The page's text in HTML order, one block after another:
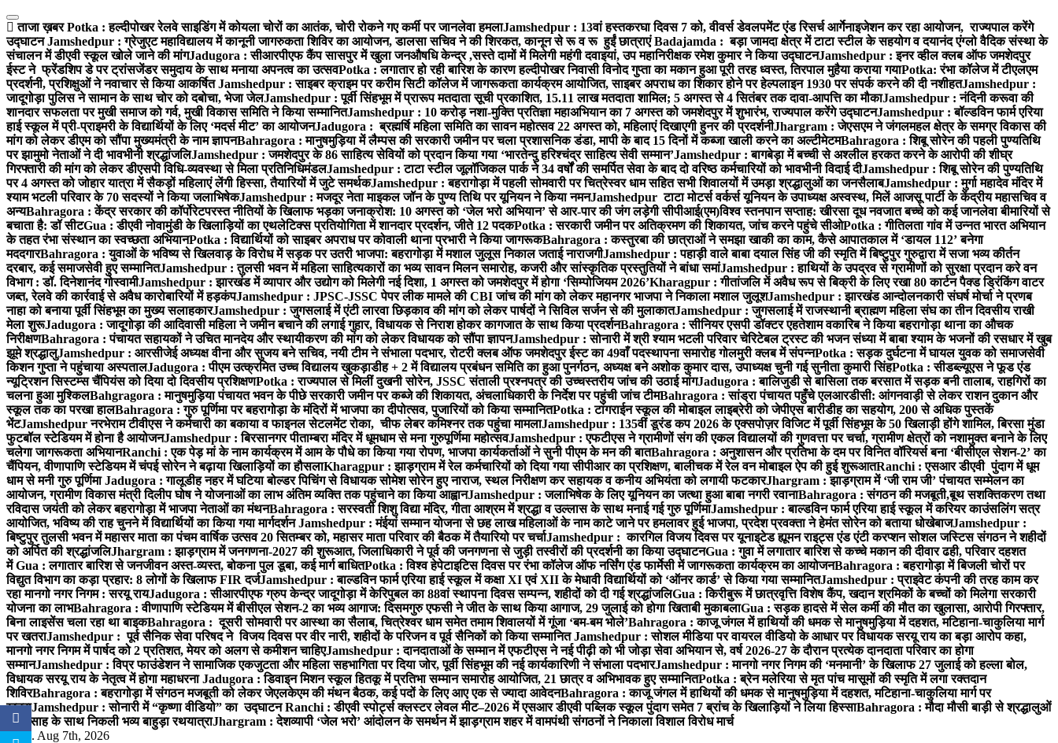
Skip
to
content
ताजा ख़बरPotka : हल्दीपोखर रेलवे साइडिंग में कोयला चोरों का आतंक, चोरी रोकने गए कर्मी पर जानलेवा हमलाJamshedpur : 13वां हस्तकरघा दिवस 7 को, वीवर्स डेवलपमेंट एंड रिसर्च आर्गेनाइजेशन कर रहा आयोजन, राज्यपाल करेंगे
उद्घाटनJamshedpur : ग्रेजुएट महाविद्यालय में कानूनी जागरुकता शिविर का आयोजन, डालसा सचिव ने की शिरकत, कानून से रू व रू हुईं छात्राएंBadajamda : बड़ा जामदा क्षेत्र में टाटा स्टील के सहयोग व दयानंद एंग्लो वैदिक संस्था के
संचालन में डीएवी स्कूल खोले जाने की मांगJadugora : सीआरपीएफ कैंप सासपुर में खुला जनऔषधि केन्द्र ,सस्ते दामों में मिलेगी महंगी दवाइयां, उप महानिरीक्षक रमेश कुमार ने किया उद्घाटनJamshedpur : इनर व्हील क्लब ऑफ जमशेदपुर
ईस्ट ने फ्रेंडशिप डे पर ट्रांसजेंडर समुदाय के साथ मनाया अपनत्व का उत्सवPotka : लगातार हो रही बारिश के कारण हल्दीपोखर निवासी विनोद गुप्ता का मकान हुआ पूरी तरह ध्वस्त, तिरपाल मुहैया कराया गयाPotka: रंभा कॉलेज में टीएलएम
प्रदर्शनी, प्रशिक्षुओं ने नवाचार से किया आकर्षितJamshedpur : साइबर क्राइम पर करीम सिटी कॉलेज में जागरूकता कार्यक्रम आयोजित, साइबर अपराध का शिकार होने पर हेल्पलाइन 1930 पर संपर्क करने की दी नशीहतJamshedpur :
जादूगोड़ा पुलिस ने सामान के साथ चोर को दबोचा, भेजा जेलJamshedpur : पूर्वी सिंहभूम में प्रारूप मतदाता सूची प्रकाशित, 15.11 लाख मतदाता शामिल; 5 अगस्त से 4 सितंबर तक दावा-आपत्ति का मौकाJamshedpur : नंदिनी करूवा की
शानदार सफलता पर मुखी समाज को गर्व, मुखी विकास समिति ने किया सम्मानितJamshedpur : 10 करोड़ नशा-मुक्ति प्रतिज्ञा महाअभियान का 7 अगस्त को जमशेदपुर में शुभारंभ, राज्यपाल करेंगे उद्घाटनJamshedpur : बॉल्डविन फार्म एरिया
हाई स्कूल में प्री-प्राइमरी के विद्यार्थियों के लिए ‘मदर्स मीट’ का आयोजनJadugora : ब्रह्मर्षि महिला समिति का सावन महोत्सव 22 अगस्त को, महिलाएं दिखाएगी हुनर की प्रदर्शनीJhargram : जेएसएम ने जंगलमहल क्षेत्र के समग्र विकास की
मांग को लेकर डीएम को सौंपा मुख्यमंत्री के नाम ज्ञापनBahragora : मानुषमुड़िया में लैम्पस की सरकारी जमीन पर चला प्रशासनिक डंडा, मापी के बाद 15 दिनों में कब्जा खाली करने का अल्टीमेटमBahragora : शिबू सोरेन की पहली पुण्यतिथि
पर झामुमो नेताओं ने दी भावभीनी श्रद्धांजलिJamshedpur : जमशेदपुर के 86 साहित्य सेवियों को प्रदान किया गया ‘भारतेन्दु हरिश्चंद्र साहित्य सेवी सम्मान’Jamshedpur : बागबेड़ा में बच्ची से अश्लील हरकत करने के आरोपी की शीघ्र
गिरफ्तारी की मांग को लेकर डीएसपी विधि-व्यवस्था से मिला प्रतिनिधिमंडलJamshedpur : टाटा स्टील जूलॉजिकल पार्क ने 34 वर्षों की समर्पित सेवा के बाद दो वरिष्ठ कर्मचारियों को भावभीनी विदाई दीJamshedpur : शिबू सोरेन की पुण्यतिथि
पर 4 अगस्त को जोहार यात्रा में सैकड़ों महिलाएं लेंगी हिस्सा, तैयारियों में जुटे समर्थकJamshedpur : बहरागोड़ा में पहली सोमवारी पर चित्रेस्वर धाम सहित सभी शिवालयों में उमड़ा श्रद्धालुओं का जनसैलाबJamshedpur : मुर्गा महादेव मंदिर में
श्याम भटली परिवार के 70 सदस्यों ने किया जलाभिषेकJamshedpur : मजदूर नेता माइकल जॉन के पुण्य तिथि पर यूनियन ने किया नमनJamshedpur टाटा मोटर्स वर्कर्स यूनियन के उपाध्यक्ष अस्वस्थ, मिलें आजसू पार्टी के केंद्रीय महासचिव व
अन्यBahragora : केंद्र सरकार की कॉर्पोरेटपरस्त नीतियों के खिलाफ भड़का जनाक्रोश: 10 अगस्त को ‘जेल भरो अभियान’ से आर-पार की जंग लड़ेगी सीपीआई(एम)विश्व स्तनपान सप्ताह: खीरसा दूध नवजात बच्चे को कई जानलेवा बीमारियों से
बचाता है: डॉ सीटGua : डीएवी नोवामुंडी के खिलाड़ियों का एथलेटिक्स प्रतियोगिता में शानदार प्रदर्शन, जीते 12 पदकPotka : सरकारी जमीन पर अतिक्रमण की शिकायत, जांच करने पहुंचे सीओPotka : गीतिलता गांव में उन्नत भारत अभियान
के तहत रंभा संस्थान का स्वच्छता अभियानPotka : विद्यार्थियों को साइबर अपराध पर कोवाली थाना प्रभारी ने किया जागरूकBahragora : कस्तुरबा की छात्राओं ने समझा खाकी का काम, कैसे आपातकाल में ‘डायल 112’ बनेगा
मददगारBahragora : युवाओं के भविष्य से खिलवाड़ के विरोध में सड़क पर उतरी भाजपा: बहरागोड़ा में मशाल जुलूस निकाल जताई नाराजगीJamshedpur : पहाड़ी वाले बाबा दयाल सिंह जी की स्मृति में बिष्टुपुर गुरुद्वारा में सजा भव्य कीर्तन
दरबार, कई समाजसेवी हुए सम्मानितJamshedpur : तुलसी भवन में महिला साहित्यकारों का भव्य सावन मिलन समारोह, कजरी और सांस्कृतिक प्रस्तुतियों ने बांधा समांJamshedpur : हाथियों के उपद्रव से ग्रामीणों को सुरक्षा प्रदान करे वन
विभाग : डॉ. दिनेशानंद गोस्वामीJamshedpur : झारखंड में व्यापार और उद्योग को मिलेगी नई दिशा, 1 अगस्त को जमशेदपुर में होगा ‘सिम्पोजियम 2026’Kharagpur : गीतांजलि में अवैध रूप से बिक्री के लिए रखा 80 कार्टन पैक्ड ड्रिंकिंग वाटर
जब्त, रेलवे की कार्रवाई से अवैध कारोबारियों में हड़कंपJamshedpur : JPSC-JSSC पेपर लीक मामले की CBI जांच की मांग को लेकर महानगर भाजपा ने निकाला मशाल जुलूशJamshedpur : झारखंड आन्दोलनकारी संघर्ष मोर्चा ने प्रणब
नाहा को बनाया पूर्वी सिंहभूम का मुख्य सलाहकारJamshedpur : जुगसलाई में एंटी लारवा छिड़काव की मांग को लेकर पार्षदों ने सिविल सर्जन से की मुलाकातJamshedpur : जुगसलाई में राजस्थानी ब्राह्मण महिला संघ का तीन दिवसीय राखी
मेला शुरूJadugora : जादूगोड़ा की आदिवासी महिला ने जमीन बचाने की लगाई गुहार, विधायक से निराश होकर कागजात के साथ किया प्रदर्शनBahragora : सीनियर एसपी डॉक्टर एहतेशाम वकारिब ने किया बहरागोड़ा थाना का औचक
निरीक्षणBahragora : पंचायत सहायकों ने उचित मानदेय और स्थायीकरण की मांग को लेकर विधायक को सौंपा ज्ञापनJamshedpur : सोनारी में श्री श्याम भटली परिवार चेरिटेबल ट्रस्ट की भजन संध्या में बाबा श्याम के भजनों की रसधार में खुब
झूमे श्रद्धालुJamshedpur : आरसीजेई अध्यक्ष वीना और सुजय बने सचिव, नयी टीम ने संभाला पदभार, रोटरी क्लब ऑफ जमशेदपुर ईस्ट का 49वाँ पदस्थापना समारोह गोलमुरी क्लब में संपन्नPotka : सड़क दुर्घटना में घायल युवक को समाजसेवी
किशन गुप्ता ने पहुंचाया अस्पतालJadugora : पीएम उत्क्रमित उच्च विद्यालय खुकड़ाडीह + 2 में विद्यालय प्रबंधन समिति का हुआ पुनर्गठन, अध्यक्ष बने अशोक कुमार दास, उपाध्यक्ष चुनी गई सुनीता कुमारी सिंहPotka : सीडब्ल्यूएस ने फूड एंड
न्यूट्रिशन सिस्टम्स चैंपियंस को दिया दो दिवसीय प्रशिक्षणPotka : राज्यपाल से मिलीं दुखनी सोरेन, JSSC संताली प्रश्नपत्र की उच्चस्तरीय जांच की उठाई मांगJadugora : बालिजुडी से बासिला तक बरसात में सड़क बनी तालाब, राहगिरों का
चलना हुआ मुश्किलBahgragora : मानुषमुड़िया पंचायत भवन के पीछे सरकारी जमीन पर कब्जे की शिकायत, अंचलाधिकारी के निर्देश पर पहुंची जांच टीमBahragora : सांड्रा पंचायत पहुँचे एलआरडीसी: आंगनवाड़ी से लेकर राशन दुकान और
स्कूल तक का परखा हालBahragora : गुरु पूर्णिमा पर बहरागोड़ा के मंदिरों में भाजपा का दीपोत्सव, पुजारियों को किया सम्मानितPotka : टांगराईन स्कूल की मोबाइल लाइब्रेरी को जेपीएस बारीडीह का सहयोग, 200 से अधिक पुस्तकें
भेंटJamshedpur नरभेराम टीवीएस ने कर्मचारी का बकाया व फाइनल सेटलमेंट रोका, चीफ लेबर कमिश्नर तक पहुंचा मामलाJamshedpur : 135वीं डूरंड कप 2026 के एक्सपोज़र विजिट में पूर्वी सिंहभूम के 50 खिलाड़ी होंगे शामिल, बिरसा मुंडा
फुटबॉल स्टेडियम में होना है आयोजनJamshedpur : बिरसानगर पीताम्बरा मंदिर में धूमधाम से मना गुरुपूर्णिमा महोत्सवJamshedpur : एफटीएस ने ग्रामीणों संग की एकल विद्यालयों की गुणवत्ता पर चर्चा, ग्रामीण क्षेत्रों को नशामुक्त बनाने के लिए
चलेगा जागरूकता अभियानRanchi : एक पेड़ मां के नाम कार्यक्रम में आम के पौधे का किया गया रोपण, भाजपा कार्यकर्ताओं ने सुनी पीएम के मन की बातBahragora : अनुशासन और प्रतिभा के दम पर विनित वॉरियर्स बना ‘बीसीएल सेशन-2’ का
चैंपियन, वीणापाणि स्टेडियम में चंपई सोरेन ने बढ़ाया खिलाड़ियों का हौसलाKharagpur : झाड़ग्राम में रेल कर्मचारियों को दिया गया सीपीआर का प्रशिक्षण, बालीचक में रेल वन मोबाइल ऐप की हुई शुरूआतRanchi : एसआर डीएवी पुंदाग में धूम
धाम से मनी गुरु पूर्णिमाJadugora : गालूडीह नहर में घटिया बोल्डर पिचिंग से विधायक सोमेश सोरेन हुए नाराज, स्थल निरीक्षण कर सहायक व कनीय अभियंता को लगायी फटकारJhargram : झाड़ग्राम में ‘जी राम जी’ पंचायत सम्मेलन का
आयोजन, ग्रामीण विकास मंत्री दिलीप घोष ने योजनाओं का लाभ अंतिम व्यक्ति तक पहुंचाने का किया आह्वानJamshedpur : जलाभिषेक के लिए यूनियन का जत्था हुआ बाबा नगरी रवानाBahragora : संगठन की मजबूती,बूथ सशक्तिकरण तथा
रविदास जयंती को लेकर बहरागोड़ा में भाजपा नेताओं का मंथनBahragora : सरस्वती शिशु विद्या मंदिर, गीता आश्रम में श्रद्धा व उल्लास के साथ मनाई गई गुरु पूर्णिमाJamshedpur : बाल्डविन फार्म एरिया हाई स्कूल में करियर काउंसलिंग सत्र
आयोजित, भविष्य की राह चुनने में विद्यार्थियों का किया गया मार्गदर्शनJamshedpur : मंईयां सम्मान योजना से छह लाख महिलाओं के नाम काटे जाने पर हमलावर हुई भाजपा, प्रदेश प्रवक्ता ने हेमंत सोरेन को बताया धोखेबाजJamshedpur :
बिष्टुपुर तुलसी भवन में महासर माता का पंचम वार्षिक उत्सव 20 सितम्बर को, महासर माता परिवार की बैठक में तैयारियो पर चर्चाJamshedpur : कारगिल विजय दिवस पर यूनाइटेड ह्यूमन राइट्स एंड एंटी करप्शन सोशल जस्टिस संगठन ने शहीदों
को अर्पित की श्रद्धांजलिJhargram : झाड़ग्राम में जनगणना-2027 की शुरूआत, जिलाधिकारी ने पूर्व की जनगणना से जुड़ी तस्वीरों की प्रदर्शनी का किया उद्घाटनGua : गुवा में लगातार बारिश से कच्चे मकान की दीवार ढही, परिवार दहशत
मेंGua : लगातार बारिश से जनजीवन अस्त-व्यस्त, बोकना पुल डूबा, कई मार्ग बाधितPotka : विश्व हेपेटाइटिस दिवस पर रंभा कॉलेज ऑफ नर्सिंग एंड फार्मेसी में जागरूकता कार्यक्रम का आयोजनBahragora : बहरागोड़ा में बिजली चोरों पर
विद्युत विभाग का कड़ा प्रहार: 8 लोगों के खिलाफ FIR दर्जJamshedpur : बाल्डविन फार्म एरिया हाई स्कूल में कक्षा XI एवं XII के मेधावी विद्यार्थियों को ‘ऑनर कार्ड’ से किया गया सम्मानितJamshedpur : प्राइवेट कंपनी की तरह काम कर
रहा मानगो नगर निगम : सरयू रायJadugora : सीआरपीएफ ग्रुप केन्द्र जादूगोड़ा में केरिपुबल का 88वां स्थापना दिवस सम्पन्न, शहीदों को दी गई श्रद्धांजलिGua : किरीबुरू में छात्रवृत्ति विशेष कैंप, खदान श्रमिकों के बच्चों को मिलेगा सरकारी
योजना का लाभBahragora : वीणापाणि स्टेडियम में बीसीएल सेशन-2 का भव्य आगाज: दिसमगुरु एफसी ने जीत के साथ किया आगाज, 29 जुलाई को होगा खिताबी मुकाबलाGua : सड़क हादसे में सेल कर्मी की मौत का खुलासा, आरोपी गिरफ्तार,
बिना लाइसेंस चला रहा था बाइकBahragora : दूसरी सोमवारी पर आस्था का सैलाब, चित्रेश्वर धाम समेत तमाम शिवालयों में गूंजा ‘बम-बम भोले’Bahragora : काजू जंगल में हाथियों की धमक से मानुषमुड़िया में दहशत, मटिहाना-चाकुलिया मार्ग
पर खतराJamshedpur : पूर्व सैनिक सेवा परिषद ने विजय दिवस पर वीर नारी, शहीदों के परिजन व पूर्व सैनिकों को किया सम्मानितJamshedpur : सोशल मीडिया पर वायरल वीडियो के आधार पर विधायक सरयू राय का बड़ा आरोप कहा,
मानगो नगर निगम में पार्षद को 2 प्रतिशत, मेयर को अलग से कमीशन चाहिएJamshedpur : दानदाताओं के सम्मान में एफटीएस ने नई पीढ़ी को भी जोड़ा सेवा अभियान से, वर्ष 2026-27 के दौरान प्रत्येक दानदाता परिवार का होगा
सम्मानJamshedpur : विप्र फाउंडेशन ने सामाजिक एकजुटता और महिला सहभागिता पर दिया जोर, पूर्वी सिंहभूम की नई कार्यकारिणी ने संभाला पदभारJamshedpur : मानगो नगर निगम की ‘मनमानी’ के खिलाफ 27 जुलाई को हल्ला बोल,
विधायक सरयू राय के नेतृत्व में होगा महाधरनाJadugora : डिवाइन मिशन स्कूल हितकू में प्रतिभा सम्मान समारोह आयोजित, 21 छात्र व अभिभावक हुए सम्मानितPotka : ब्रेन मलेरिया से मृत पांच मासूमों की स्मृति में लगा रक्तदान
शिविरBahragora : बहरागोड़ा में संगठन मजबूती को लेकर जेएलकेएम की मंथन बैठक, कई पदों के लिए आए एक से ज्यादा आवेदनBahragora : काजू जंगल में हाथियों की धमक से मानुषमुड़िया में दहशत, मटिहाना-चाकुलिया मार्ग पर
खतराJamshedpur : सोनारी में “कृष्णा वीडियो” का उद्घाटनRanchi : डीएवी स्पोर्ट्स क्लस्टर लेवल मीट–2026 में एसआर डीएवी पब्लिक स्कूल पुंदाग समेत 7 ब्रांच के खिलाड़ियों ने लिया हिस्साBahragora : मौदा मौसी बाड़ी से श्रद्धालुओं
के उत्साह के साथ निकली भव्य बाहुड़ा रथयात्राJhargram : देशव्यापी ‘जेल भरो’ आंदोलन के समर्थन में झाड़ग्राम शहर में वामपंथी संगठनों ने निकाला विशाल विरोध मार्च
Fri. Aug 7th, 2026